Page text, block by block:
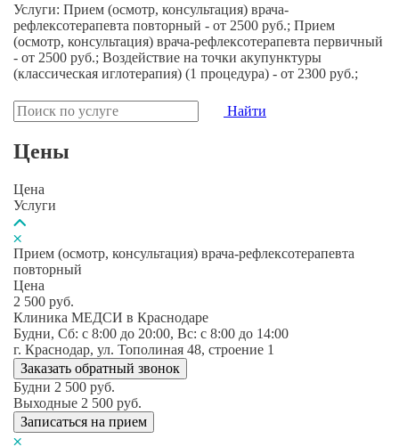
Услуги: Прием (осмотр, консультация) врача-
рефлексотерапевта повторный - от 2500 руб.; Прием
(осмотр, консультация) врача-рефлексотерапевта первичный
- от 2500 руб.; Воздействие на точки акупунктуры
(классическая иглотерапия) (1 процедура) - от 2300 руб.;
Найти
Цены
Цена
Услуги
Прием (осмотр, консультация) врача-рефлексотерапевта
повторный
Цена
2 500 руб.
Клиника МЕДСИ в Краснодаре
Будни, Сб: c 8:00 до 20:00, Вс: c 8:00 до 14:00
г. Краснодар, ул. Тополиная 48, строение 1
Заказать обратный звонок
Будни 2 500 руб.
Выходные 2 500 руб.
Записаться на прием